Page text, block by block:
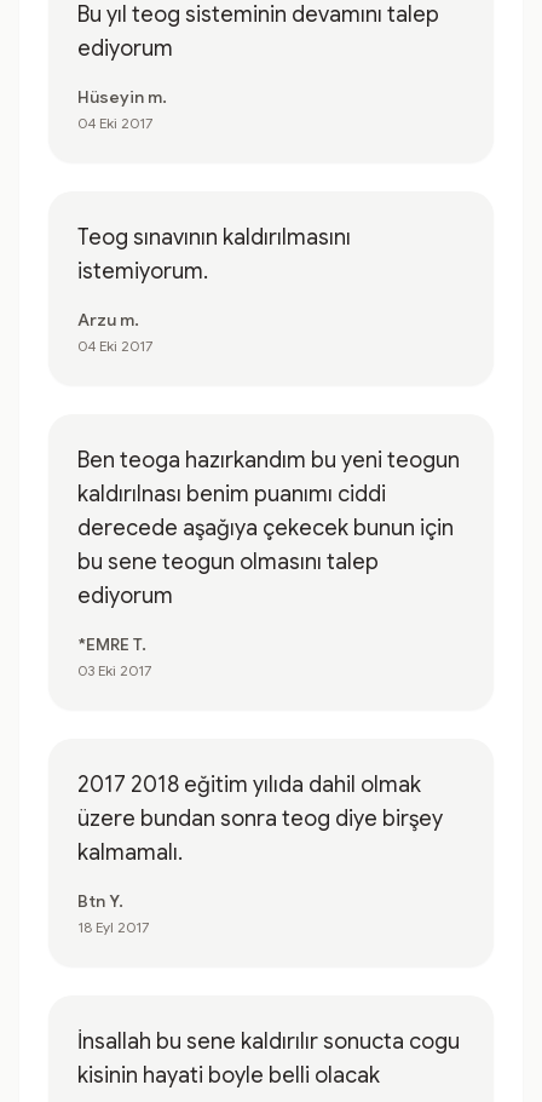
Bu yıl teog sisteminin devamını talep
ediyorum
Hüseyin m.
04 Eki 2017
Teog sınavının kaldırılmasını
istemiyorum.
Arzu m.
04 Eki 2017
Ben teoga hazırkandım bu yeni teogun
kaldırılnası benim puanımı ciddi
derecede aşağıya çekecek bunun için
bu sene teogun olmasını talep
ediyorum
*EMRE T.
03 Eki 2017
2017 2018 eğitim yılıda dahil olmak
üzere bundan sonra teog diye birşey
kalmamalı.
Btn Y.
18 Eyl 2017
İnsallah bu sene kaldırılır sonucta cogu
kisinin hayati boyle belli olacak